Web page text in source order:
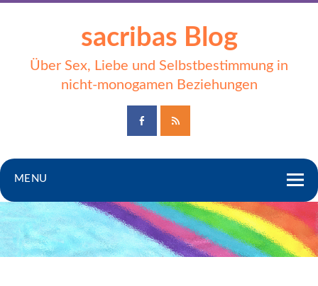
sacribas Blog
Über Sex, Liebe und Selbstbestimmung in
nicht-monogamen Beziehungen
MENU